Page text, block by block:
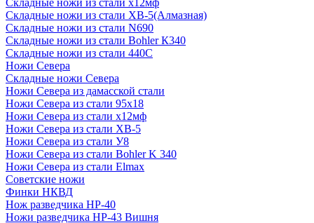
Складные ножи из стали х12мф
Складные ножи из стали ХВ-5(Алмазная)
Складные ножи из стали N690
Складные ножи из стали Bohler К340
Складные ножи из стали 440С
Ножи Севера
Складные ножи Севера
Ножи Севера из дамасской стали
Ножи Севера из стали 95х18
Ножи Севера из стали х12мф
Ножи Севера из стали ХВ-5
Ножи Севера из стали У8
Ножи Севера из стали Bohler K 340
Ножи Севера из стали Elmax
Советские ножи
Финки НКВД
Нож разведчика НР-40
Ножи разведчика НР-43 Вишня